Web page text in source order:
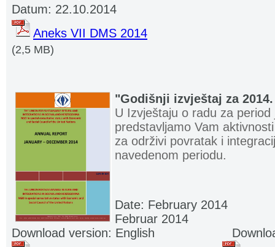
Datum: 22.10.2014
Aneks VII DMS 2014
(2,5 MB)
"Godišnji izvještaj za
U Izvještaju o radu za
predstavljamo Vam
za održivi povratak i
navedenom periodu.
Date: February 2014
Februar 2014
Download version: English